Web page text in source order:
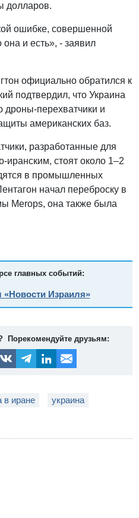
долларов.
ошибке, совершенной
и есть», - заявил
официально обратился к
подтвердил, что Украина
перехватчики и
американских баз.
разработанные для
иранским, стоят около 1–2
в промышленных
начал переброску в
Merops, она также была
главных событий:
«Новости Израиля»
Порекомендуйте друзьям:
в иране
украина